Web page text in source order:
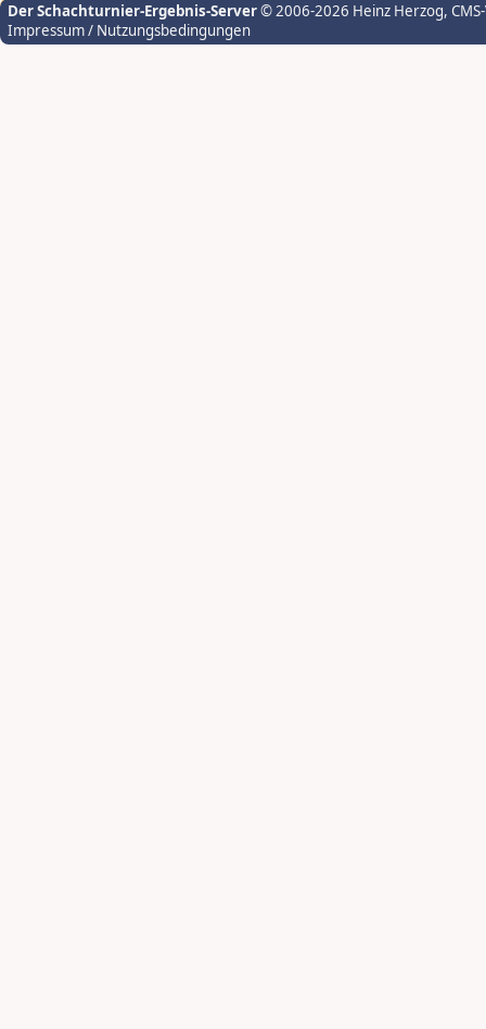
Der Schachturnier-Ergebnis-Server© 2006-2026 Heinz Herzog,
Impressum / Nutzungsbedingungen